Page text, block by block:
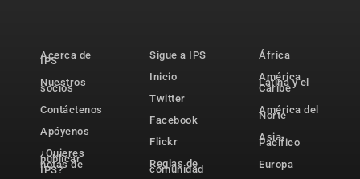
Acerca de
IPS
Nuestros
socios
Contáctenos
Apóyenos
¿Quieres
publicar
notas de
IPS?
Sigue a IPS
Inicio
Twitter
Facebook
Flickr
Reglas de
comunidad
África
América
Latina y el
Caribe
América del
Norte
Asia-
Pacífico
Europa